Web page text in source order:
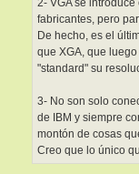
2- VGA se
fabricantes, pero
De hecho, es el
que XGA, que
"standard" su
3- No son solo
de IBM y siempre
montón de cosas
Creo que lo único